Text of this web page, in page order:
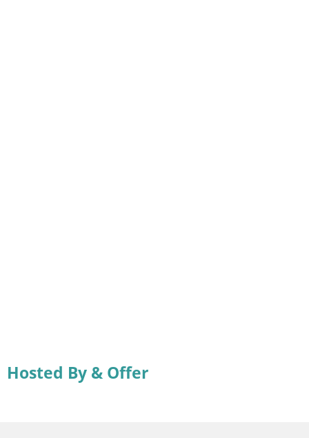
Hosted By & Offer